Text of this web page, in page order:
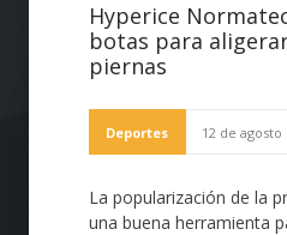
Hyperice
botas para
piernas
Deportes 12 de agosto
La popularización de la
una buena herramienta